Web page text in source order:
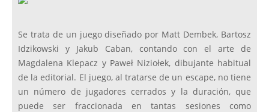
Se trata de un juego diseñado por Matt Dembek, Bartosz
Idzikowski y Jakub Caban, contando con el arte de
Magdalena Klepacz y Paweł Niziołek, dibujante habitual
de la editorial. El juego, al tratarse de un escape, no tiene
un número de jugadores cerrados y la duración, que
puede ser fraccionada en tantas sesiones como